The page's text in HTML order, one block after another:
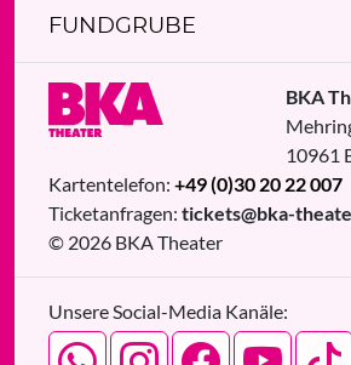
FUNDGRUBE
BKA
10961
Kartentelefon: +49 (0)30 20 22 007
Ticketanfragen: tickets@bka-
© 2026 BKA Theater
Unsere Social-Media Kanäle: